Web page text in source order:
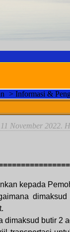
> Informasi &
11 November 2022.
kepada
dimaksud butir 2